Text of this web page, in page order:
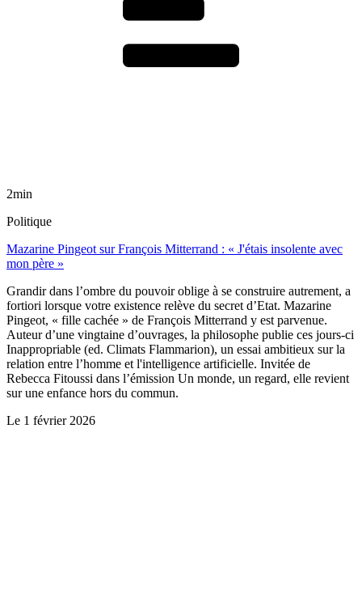
2min
Politique
Mazarine Pingeot sur François Mitterrand : « J'étais insolente avec
mon père »
Grandir dans l’ombre du pouvoir oblige à se construire autrement, a
fortiori lorsque votre existence relève du secret d’Etat. Mazarine
Pingeot, « fille cachée » de François Mitterrand y est parvenue.
Auteur d’une vingtaine d’ouvrages, la philosophe publie ces jours-ci
Inappropriable (ed. Climats Flammarion), un essai ambitieux sur la
relation entre l’homme et l'intelligence artificielle. Invitée de
Rebecca Fitoussi dans l’émission Un monde, un regard, elle revient
sur une enfance hors du commun.
Le 1 février 2026